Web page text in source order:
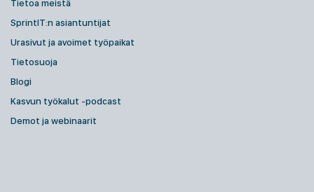
Tietoa meistä
SprintIT:n asiantuntijat
Urasivut ja avoimet työpaikat
Tietosuoja
Blogi
Kasvun työkalut -podcast
Demot ja webinaarit